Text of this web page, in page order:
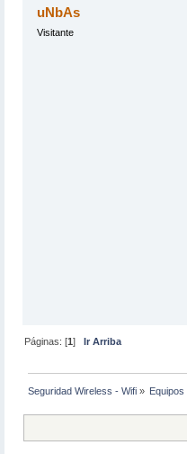
uNbAs
Visitante
Páginas: [1] Ir Arriba
Seguridad Wireless - Wifi » Equipos